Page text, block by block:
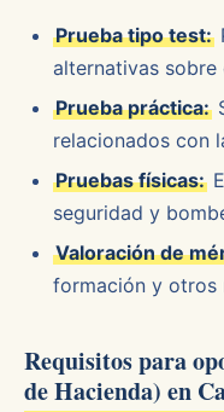
Prueba tipo test:
alternativas
Prueba práctica:
relacionados con
Pruebas físicas:
seguridad y
Valoración de
formación y otros
Requisitos para
de Hacienda) en